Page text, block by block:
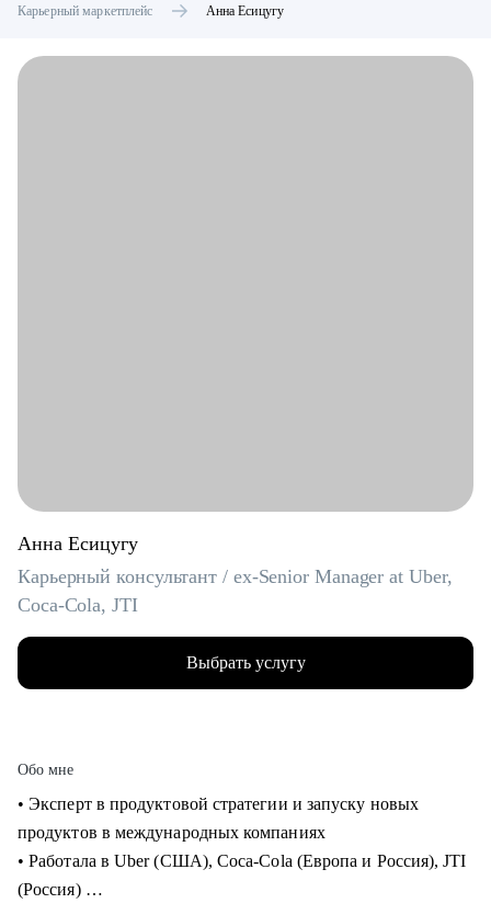
Карьерный маркетплейс Анна Есицугу
Анна Есицугу
Карьерный консультант / ex-Senior Manager at Uber,
Coca-Cola, JTI
Выбрать услугу
Обо мне
• Эксперт в продуктовой стратегии и запуску новых
продуктов в международных компаниях
• Работала в Uber (США), Coca-Cola (Европа и Россия), JTI
(Россия)